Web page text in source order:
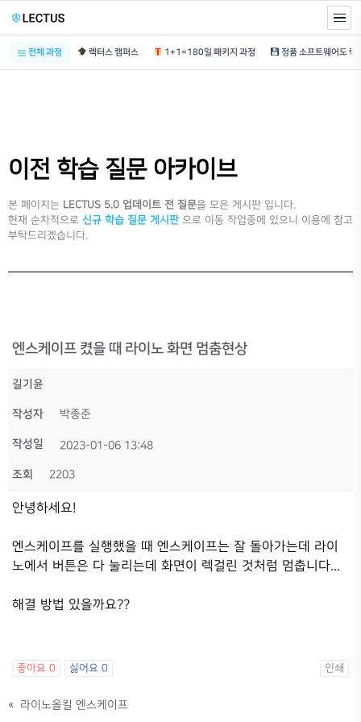
전체 과정 렉터스 캠퍼스 1+1=180일 패키지 과정
이전 학습 질문 아카이브
본 페이지는 LECTUS 5.0 업데이트 전 질문을 모은 게시판 입니다.
현재 순차적으로 신규 학습 질문 게시판 으로 이동 작업중에 있으니 이용에 참고
부탁드리겠습니다.
엔스케이프 켰을 때 라이노 화면 멈춤현상
길기윤
작성자 박종준
작성일 2023-01-06 13:48
조회 2203
안녕하세요!
엔스케이프를 실행했을 때 엔스케이프는 잘 돌아가는데 라이
노에서 버튼은 다 눌리는데 화면이 렉걸린 것처럼 멈춥니다...
해결 방법 있을까요??
좋아요 0 싫어요 0 인쇄
« 라이노올킬 엔스케이프